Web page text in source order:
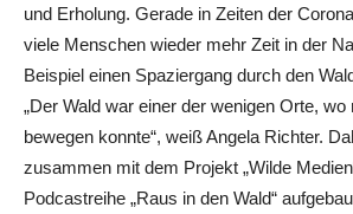
und Erholung. Gerade in Zeiten der
viele Menschen wieder mehr Zeit in der
Beispiel einen Spaziergang durch den
„Der Wald war einer der wenigen Orte,
bewegen konnte“, weiß Angela Richter.
zusammen mit dem Projekt „Wilde
Podcastreihe „Raus in den Wald“